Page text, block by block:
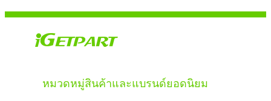
หมวดหมู่สินค้าและแบรนด์ยอดนิยม